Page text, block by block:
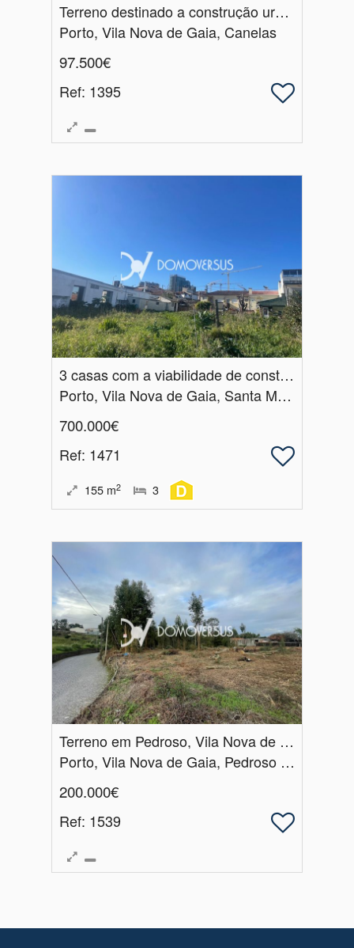
Terreno destinado a construção urbana em Canelas, Vila Nova de Gaia
Porto, Vila Nova de Gaia, Canelas
97.500€
Ref: 1395
3 casas com a viabilidade de construção em altura
Porto, Vila Nova de Gaia, Santa Marinha e São Pedro da Afurada
700.000€
Ref: 1471
155 m2 3
Terreno em Pedroso, Vila Nova de Gaia
Porto, Vila Nova de Gaia, Pedroso e Seixezelo
200.000€
Ref: 1539